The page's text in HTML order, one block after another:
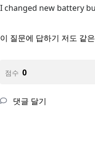
I changed new battery
이 질문에 답하기 저도 같
점수 0
댓글 달기